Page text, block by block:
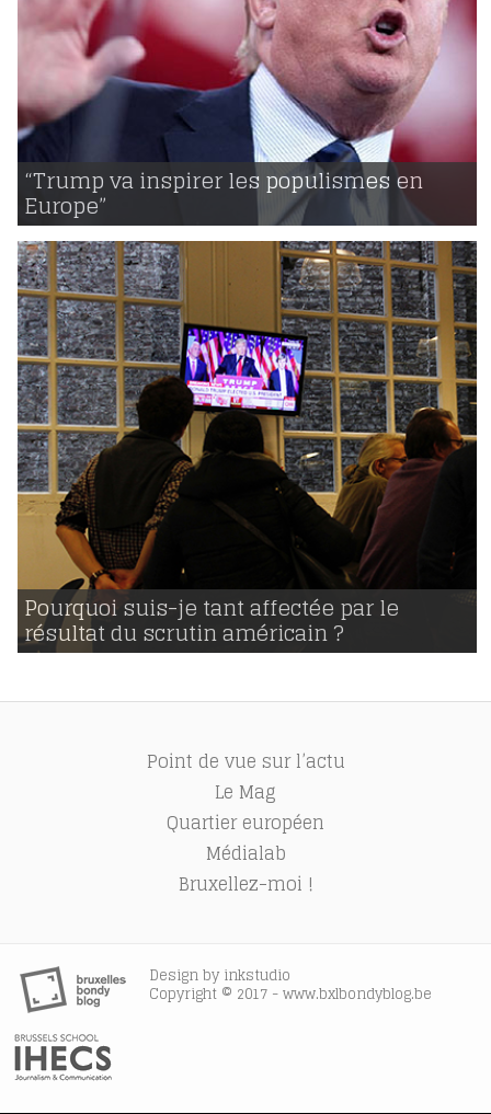
“Trump va inspirer les populismes en
Europe”
voir
09 | 11 | 2016
608
Pourquoi suis-je tant affectée par le
résultat du scrutin américain ?
09 | 11 | 2016
1264
Point de vue sur l’actu
Le Mag
Quartier européen
Médialab
Bruxellez-moi !
Design by inkstudio
Copyright © 2017 - www.bxlbondyblog.be